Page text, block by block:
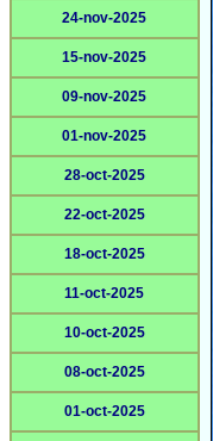
24-nov-2025
15-nov-2025
09-nov-2025
01-nov-2025
28-oct-2025
22-oct-2025
18-oct-2025
11-oct-2025
10-oct-2025
08-oct-2025
01-oct-2025